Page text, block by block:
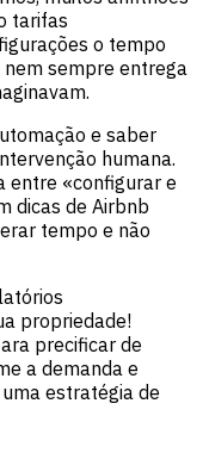
tarifas
o tempo
nem sempre entrega
e saber
humana.
entre «configurar e
dicas de Airbnb
tempo e não
propriedade!
precificar de
a demanda e
estratégia de